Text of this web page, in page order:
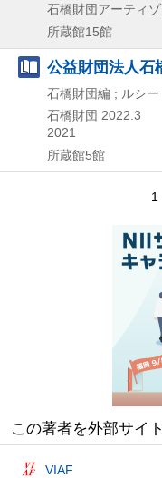
石橋財団アーティ
所蔵館15館
公益財団法人石
石橋財団編 ; ルシ
石橋財団 2022.3
2021
所蔵館5館
この著者を外部サイ
VIAF